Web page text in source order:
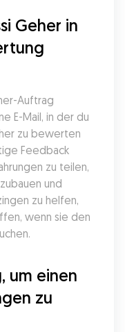
Geher in
Auftrag
E-Mail, in der du
zu bewerten
Feedback
zu teilen,
und
zu helfen,
wenn sie den
um einen
zu